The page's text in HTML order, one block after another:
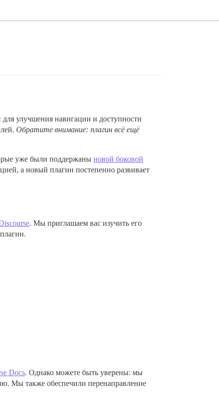
улучшения навигации и доступности
Обратите внимание: плагин всё ещё
уже были поддержаны новой боковой
а новый плагин постепенно развивает
. Мы приглашаем вас изучить его
Docs. Однако можете быть уверены: мы
Мы также обеспечили перенаправление